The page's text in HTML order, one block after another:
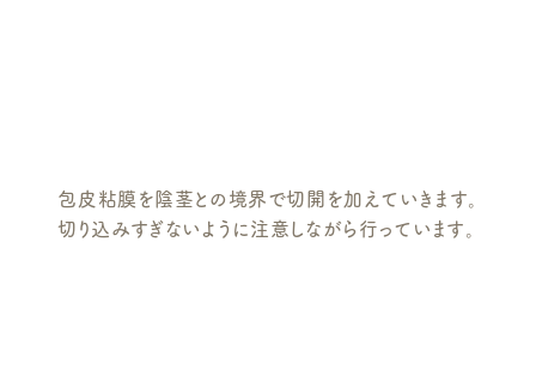
包皮粘膜を陰茎との境界で切開を加えていきます。
切り込みすぎないように注意しながら行っています。